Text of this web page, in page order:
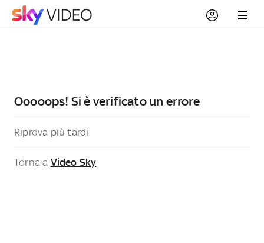
Ooooops! Si è verificato un errore
Riprova più tardi
Torna a Video Sky